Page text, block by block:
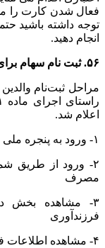
فعال شدن کارت را
توجه داشته باشید
انجام دهید.
۵۶. ثبت نام سهام برای نوزادان متولد ۱۴۰۱ چگونه است؟
اعلام شد.
۱- ورود به پنجره ملی خدمات دولت هوشمند
۲- ورود از طریق
مصرف
۳- مشاهده بخش
فرزندآوری
۴- مشاهده اطلاعات فرزندان متولد ۱۴۰۱